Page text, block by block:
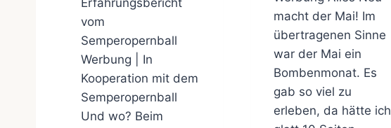
B
E
I
T
W
S
Erfahrungsbericht
vom
Semperopernball
Werbung | In
Kooperation mit dem
Semperopernball
Und wo? Beim
macht der Mai! Im
übertragenen Sinne
war der Mai ein
Bombenmonat. Es
gab so viel zu
erleben, da hätte ich